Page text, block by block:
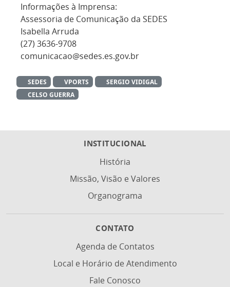
Informações à Imprensa:
Assessoria de Comunicação da SEDES
Isabella Arruda
(27) 3636-9708
comunicacao@sedes.es.gov.br
SEDES VPORTS
SERGIO VIDIGAL
CELSO GUERRA
INSTITUCIONAL
História
Missão, Visão e Valores
Organograma
CONTATO
Agenda de Contatos
Local e Horário de Atendimento
Fale Conosco